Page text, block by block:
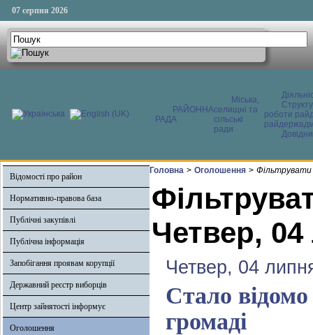
07 серпня 2026
РАЙОННА
РАДА
Міська,
селищні та
сільські
ради
роботи
Відомості про район
Нормативно-правова база
Публічні закупівлі
Публічна інформація
Запобігання проявам корупції
Державний реєстр виборців
Центр зайнятості інформує
Оголошення
Головна > Оголошення >
Четвер,
Четвер, 04
Стало
громаді